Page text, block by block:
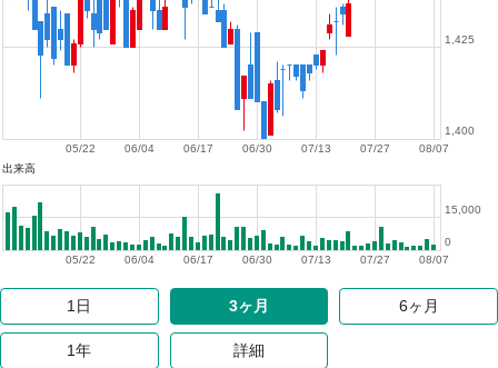
08/07
07/27
07/13
06/30
06/17
06/04
05/22
1,400
1,425
出来高
08/07
07/27
07/13
06/30
06/17
06/04
05/22
0
15,000
1日 3ヶ月 6ヶ月
1年 詳細